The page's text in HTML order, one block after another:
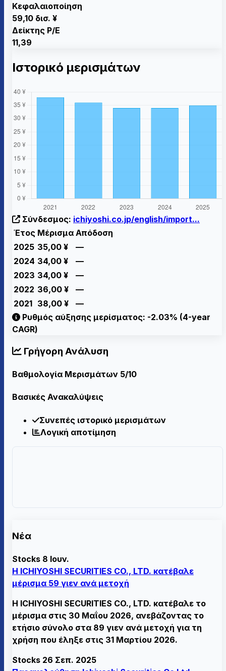
Κεφαλαιοποίηση
59,10 δισ. ¥
Δείκτης P/E
11,39
Ιστορικό μερισμάτων
Σύνδεσμος: ichiyoshi.co.jp/english/import...
Έτος Μέρισμα Απόδοση
2025 35,00 ¥
—
2024 34,00 ¥
—
2023 34,00 ¥
—
2022 36,00 ¥
—
2021 38,00 ¥
—
Ρυθμός αύξησης μερίσματος: -2.03% (4-year
CAGR)
Γρήγορη Ανάλυση
Βαθμολογία Μερισμάτων 5/10
Βασικές Ανακαλύψεις
Συνεπές ιστορικό μερισμάτων
Λογική αποτίμηση
Νέα
Stocks 8 Ιουν.
Η ICHIYOSHI SECURITIES CO., LTD. κατέβαλε
μέρισμα 59 γιεν ανά μετοχή
Η ICHIYOSHI SECURITIES CO., LTD. κατέβαλε το
μέρισμα στις 30 Μαΐου 2026, ανεβάζοντας το
ετήσιο σύνολο στα 89 γιεν ανά μετοχή για τη
χρήση που έληξε στις 31 Μαρτίου 2026.
Stocks 26 Σεπ. 2025